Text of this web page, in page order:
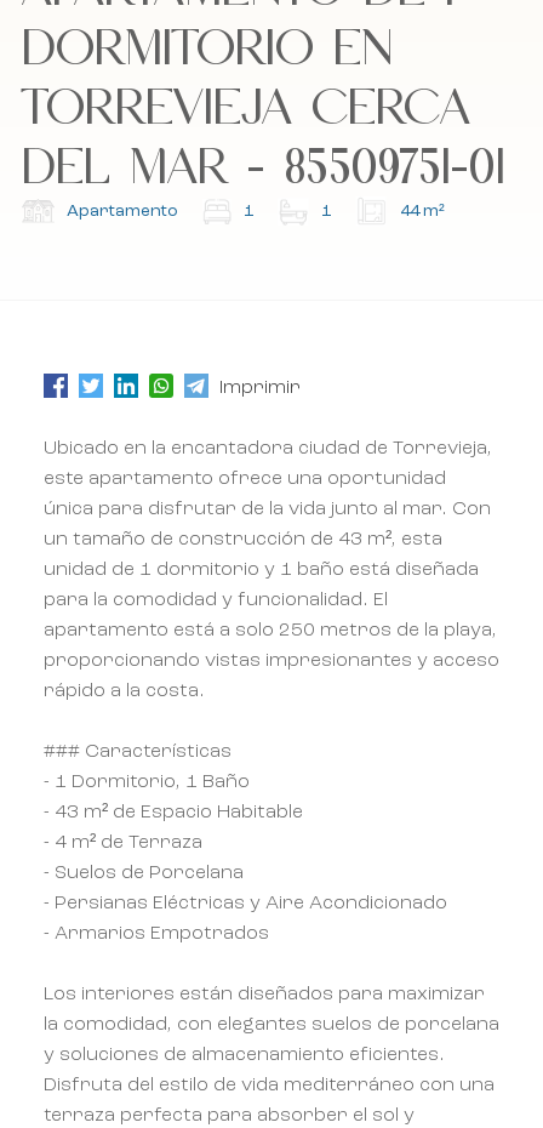
Acepto la política de cookies, la política de
privacidad y los términos y condiciones.
Suscríbete a nuestro boletín.
Acepto la política de cookies, la política de
privacidad y los términos y condiciones.
Suscríbete a nuestro boletín.
DORMITORIO EN
TORREVIEJA CERCA
DEL MAR - 85509751-01
Apartamento 1 1 44 m²
Imprimir
Ubicado en la encantadora ciudad de Torrevieja,
este apartamento ofrece una oportunidad
única para disfrutar de la vida junto al mar. Con
un tamaño de construcción de 43 m², esta
unidad de 1 dormitorio y 1 baño está diseñada
para la comodidad y funcionalidad. El
apartamento está a solo 250 metros de la playa,
proporcionando vistas impresionantes y acceso
rápido a la costa.
### Características
- 1 Dormitorio, 1 Baño
- 43 m² de Espacio Habitable
- 4 m² de Terraza
- Suelos de Porcelana
- Persianas Eléctricas y Aire Acondicionado
- Armarios Empotrados
Los interiores están diseñados para maximizar
la comodidad, con elegantes suelos de porcelana
y soluciones de almacenamiento eficientes.
Disfruta del estilo de vida mediterráneo con una
terraza perfecta para absorber el sol y